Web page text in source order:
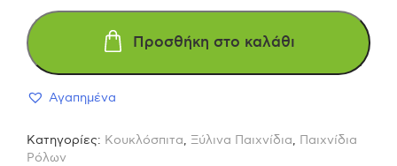
TOYS
9844
Ξύλινο
Προσθήκη στο καλάθι
Αγαπημένα
Κατηγορίες: Κουκλόσπιτα, Ξύλινα Παιχνίδια, Παιχνίδια
Ρόλων